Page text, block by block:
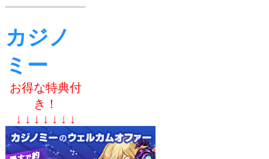
カジノ
ミー
お得な特典付
き！
↓ ↓ ↓ ↓ ↓ ↓ ↓